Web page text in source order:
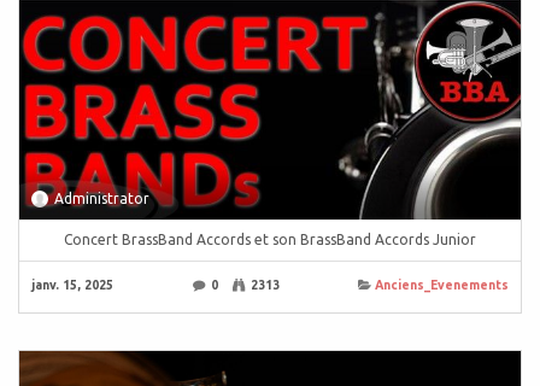
Administrator
Concert BrassBand Accords et son BrassBand Accords Junior
janv. 15, 2025 0 2313 Anciens_Evenements